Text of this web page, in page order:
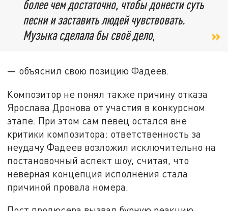
более чем достаточно, чтобы донести суть
песни и заставить людей чувствовать.
Музыка сделала бы своё дело,
— объяснил свою позицию Фадеев.
Композитор не понял также причину отказа
Ярослава Дронова от участия в конкурсном
этапе. При этом сам певец остался вне
критики композитора: ответственность за
неудачу Фадеев возложил исключительно на
постановочный аспект шоу, считая, что
неверная концепция исполнения стала
причиной провала номера.